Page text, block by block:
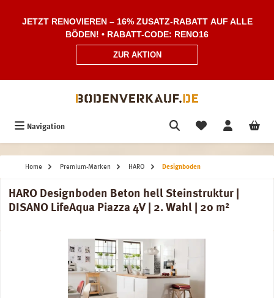
JETZT RENOVIEREN – 16% ZUSATZ-RABATT AUF ALLE
BÖDEN! • RABATT-CODE: RENO16
ZUR AKTION
Navigation
Home Premium-Marken HARO Designboden
HARO Designboden Beton hell Steinstruktur |
DISANO LifeAqua Piazza 4V | 2. Wahl | 20 m²
Bildergalerie überspringen